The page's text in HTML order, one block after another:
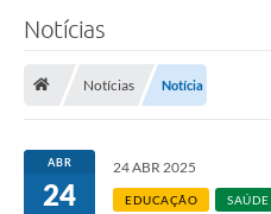
A História
Notícias
Notícias
Notícias Notícia
ABR
24
24 ABR 2025
EDUCAÇÃO SAÚDE